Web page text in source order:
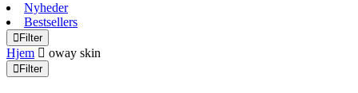
Nyheder
Bestsellers
Filter
Hjem oway skin
Filter